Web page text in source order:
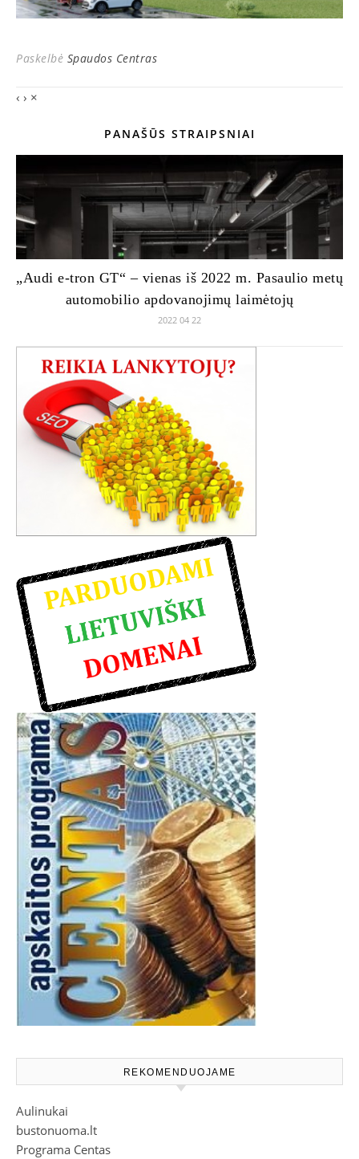
Paskelbė Spaudos Centras
‹ › ×
PANAŠŪS STRAIPSNIAI
„Audi e-tron GT“ – vienas iš 2022 m. Pasaulio metų
automobilio apdovanojimų laimėtojų
2022 04 22
REKOMENDUOJAME
Aulinukai
bustonuoma.lt
Programa Centas